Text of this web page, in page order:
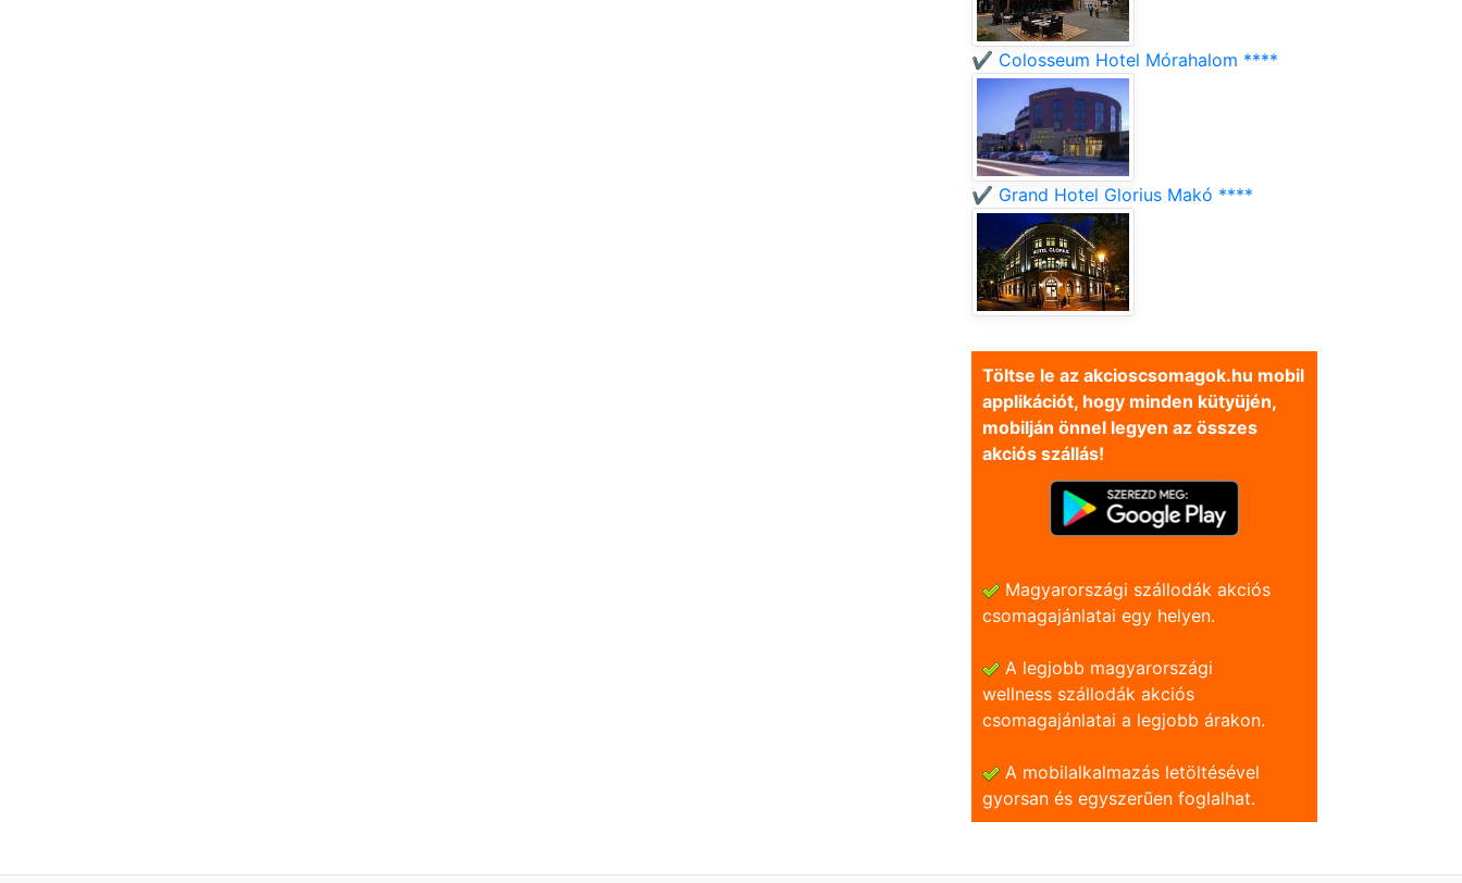
✔️ Colosseum Hotel Mórahalom ****
✔️ Grand Hotel Glorius Makó ****
Töltse le az akcioscsomagok.hu mobil
applikációt, hogy minden kütyüjén,
mobilján önnel legyen az összes
akciós szállás!
Magyarországi szállodák akciós
csomagajánlatai egy helyen.
A legjobb magyarországi
wellness szállodák akciós
csomagajánlatai a legjobb árakon.
A mobilalkalmazás letöltésével
gyorsan és egyszerũen foglalhat.